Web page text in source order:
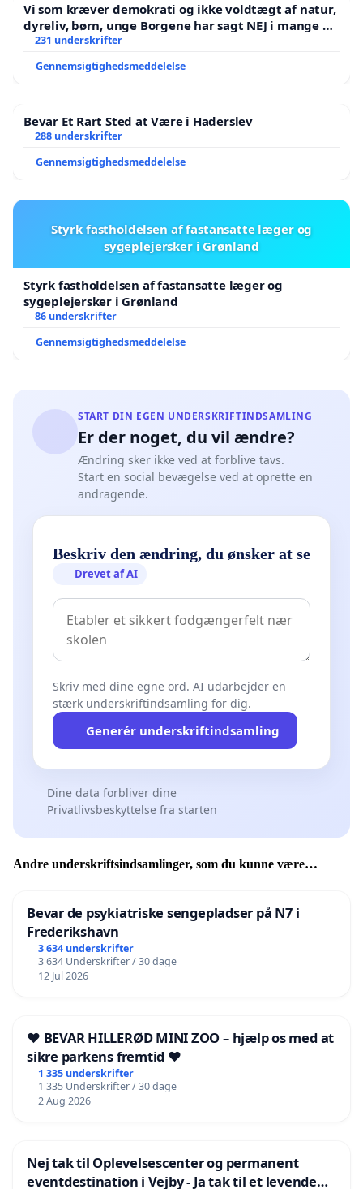
Vi som kræver demokrati og ikke voldtægt af natur,
dyreliv, børn, unge Borgene har sagt NEJ i mange år.
Der er
231 underskrifter
Gennemsigtighedsmeddelelse
Bevar Et Rart Sted at Være i Haderslev
288 underskrifter
Gennemsigtighedsmeddelelse
Styrk fastholdelsen af fastansatte læger og
sygeplejersker i Grønland
Styrk fastholdelsen af fastansatte læger og
sygeplejersker i Grønland
86 underskrifter
Gennemsigtighedsmeddelelse
START DIN EGEN UNDERSKRIFTINDSAMLING
Er der noget, du vil ændre?
Ændring sker ikke ved at forblive tavs.
Start en social bevægelse ved at oprette en
andragende.
Beskriv den ændring, du ønsker at se
Drevet af AI
Skriv med dine egne ord. AI udarbejder en
stærk underskriftindsamling for dig.
Generér underskriftindsamling
Dine data forbliver dine
Privatlivsbeskyttelse fra starten
Andre underskriftsindsamlinger, som du kunne være
Bevar de psykiatriske sengepladser på N7 i
Frederikshavn
3 634 underskrifter
3 634 Underskrifter / 30 dage
12 Jul 2026
❤️ BEVAR HILLERØD MINI ZOO – hjælp os med at
sikre parkens fremtid ❤️
1 335 underskrifter
1 335 Underskrifter / 30 dage
2 Aug 2026
Nej tak til Oplevelsescenter og permanent
eventdestination i Vejby - Ja tak til et levende